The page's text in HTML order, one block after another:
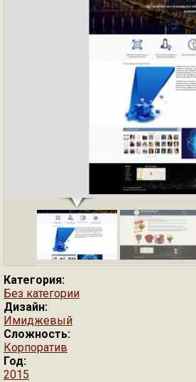
Категория:
Без категории
Дизайн:
Имиджевый
Сложность:
Корпоратив
Год:
2015